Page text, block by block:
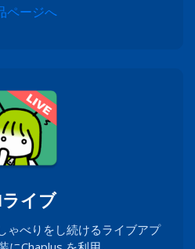
ページへ
イブ
ゃべりをし続けるライブアプ